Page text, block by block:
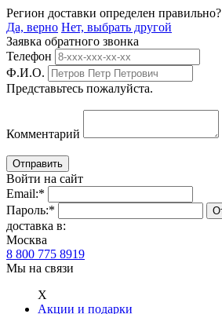
Регион доставки определен правильно?
Да, верно Нет, выбрать другой
Заявка обратного звонка
Телефон
Ф.И.О.
Представьтесь пожалуйста.
Комментарий
Войти на сайт
Email:*
Пароль:*
доставка в:
Москва
8 800 775 8919
Мы на связи
Х
Акции и подарки